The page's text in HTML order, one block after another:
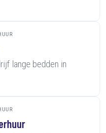
lange bedden in